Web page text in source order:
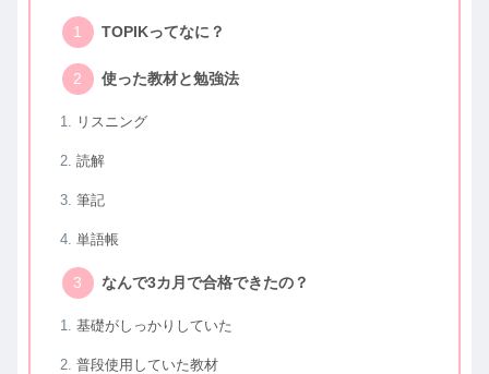
TOPIKってなに？
使った教材と勉強法
リスニング
読解
筆記
単語帳
なんで3カ月で合格できたの？
基礎がしっかりしていた
普段使用していた教材